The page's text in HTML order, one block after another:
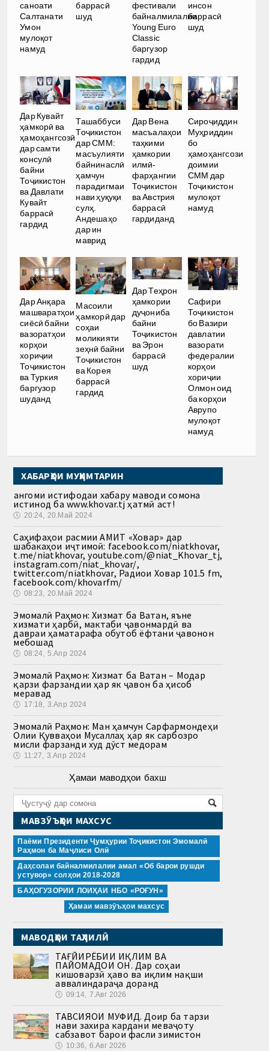
саноати
Салтанати
Умон
мулоқот
намуд
баррасӣ
шуд
фестивали
байналмилалии
Young Euro
Classic
баргузор
гардид
инсон
баррасӣ
шуд
Дар Кувайт
ҳамкорӣ ва
ҳамоҳангсозӣ
дар самти
консулӣ
байни
Тоҷикистон
ва Давлати
Кувайт
баррасӣ
гардид
Ташаббуси
Тоҷикистон
дар СММ:
масъулияти
байнинаслӣ
ҳамчун
парадигмаи
нави ҳуқуқи
сулҳ.
Андешаҳо
дар ин
маврид
Дар Вена
масъалаҳои
таҳкими
ҳамкории
илмӣ-
фарҳангии
Тоҷикистон
ва Австрия
баррасӣ
гардиданд
Сироҷиддин
Муҳриддин
бо
ҳамоҳангсози
доимии
СММ дар
Тоҷикистон
мулоқот
намуд
Дар Анқара
машваратҳои
сиёсӣ байни
вазоратҳои
корҳои
хориҷии
Тоҷикистон
ва Туркия
баргузор
шуданд
Масоили
ҳамкорӣ дар
соҳаи
моликияти
зеҳнӣ байни
Тоҷикистон
ва Корея
баррасӣ
гардид
Дар Теҳрон
ҳамкории
дуҷониба
байни
Тоҷикистон
ва Эрон
баррасӣ
шуд
Сафири
Тоҷикистон
бо Вазири
давлатии
вазорати
федералии
корҳои
хориҷии
Олмон оид
ба корҳои
Аврупо
мулоқот
намуд
ХАБАРҲОИ МУҲИМТАРИН
Ҳангоми истифодаи хабару маводи сомона
истинод ба www.khovar.tj ҳатмӣ аст!
🕔 20:24, 20.Май 2024
Саҳифаҳои расмии АМИТ «Ховар» дар
шабакаҳои иҷтимоӣ: facebook.com/niatkhovar,
t.me/niatkhovar, youtube.com/@niat_Khovar_tj,
instagram.com/niat_khovar/,
twitter.com/niatkhovar, Радиои Ховар 101.5 fm,
facebook.com/khovarfm/
🕔 08:23, 20.Май 2024
Эмомалӣ Раҳмон: Хизмат ба Ватан, яъне
хизмати ҳарбӣ, мактаби ҷавонмардӣ ва
давраи ҳаматарафа обутоб ёфтани ҷавонон
мебошад
🕔 08:24, 5.Апр 2024
Эмомалӣ Раҳмон: Хизмат ба Ватан – Модар
қарзи фарзандии ҳар як ҷавон ба ҳисоб
меравад
🕔 17:18, 3.Апр 2024
Эмомалӣ Раҳмон: Ман ҳамчун Сарфармондеҳи
Олии Қувваҳои Мусаллаҳ ҳар як сарбозро
мисли фарзанди худ дӯст медорам
🕔 11:27, 3.Апр 2024
Ҳамаи маводҳои бахш
МАВЗӮЪҲОИ МАХСУС
Паёми Президенти Ҷумҳурии Тоҷикистон Эмомалӣ
Раҳмон ба Маҷлиси Олӣ
Даҳсолаи байналмилалии амал «Об барои рушди
устувор» солҳои 2018-2028
БАҲОГУЗОРИИ ЛОИҲАИ НБО «РОҒУН»
Ҳамаи мавзӯъҳои махсус
МАВОДҲОИ ТАҲЛИЛӢ
ТАҒЙИРЁБИИ ИҚЛИМ ВА
ПАЙОМАДҲОИ ОН. Дар соҳаи
кишоварзӣ ҳаво ва иқлим нақши
аввалиндараҷа доранд
🕔 09:14, 7.Авг 2026
ТАВСИЯҲОИ МУФИД. Доир ба тарзи
нави захира кардани меваҷоту
сабзавот барои фасли зимистон
🕔 10:36, 6.Авг 2026